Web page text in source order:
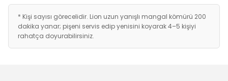
* Kişi sayısı görecelidir. Lion uzun yanışlı mangal kömürü 200
dakika yanar; pişeni servis edip yenisini koyarak 4–5 kişiyi
rahatça doyurabilirsiniz.